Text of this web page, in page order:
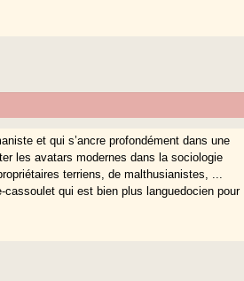
et qui s’ancre profondément dans une
les avatars modernes dans la sociologie
terriens, de malthusianistes, ...
qui est bien plus languedocien pour